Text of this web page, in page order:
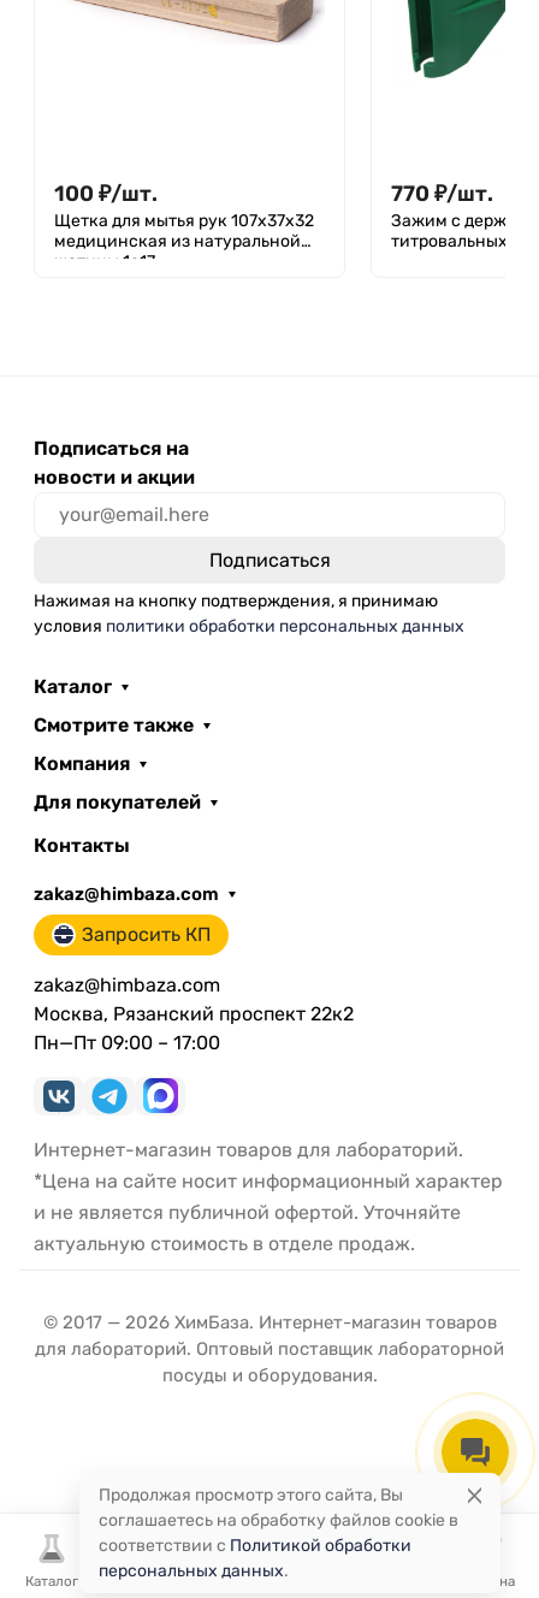
Каталог Избранное Корзина
100 ₽/шт.
Щетка для мытья рук 107х37х32
медицинская из натуральной
щетины 1с17
770 ₽/шт.
Зажим с
титровальных
Подписаться на
новости и акции
Нажимая на кнопку подтверждения, я принимаю
условия политики обработки персональных данных
Каталог
Смотрите также
Компания
Для покупателей
Контакты
zakaz@himbaza.com
Запросить КП
zakaz@himbaza.com
Москва, Рязанский проспект 22к2
Пн—Пт 09:00 – 17:00
Интернет-магазин товаров для лабораторий.
*Цена на сайте носит информационный характер
и не является публичной офертой. Уточняйте
актуальную стоимость в отделе продаж.
© 2017 — 2026 ХимБаза. Интернет-магазин товаров
для лабораторий. Оптовый поставщик лабораторной
посуды и оборудования.
Продолжая просмотр этого сайта, Вы
соглашаетесь на обработку файлов cookie в
соответствии с Политикой обработки
персональных данных.